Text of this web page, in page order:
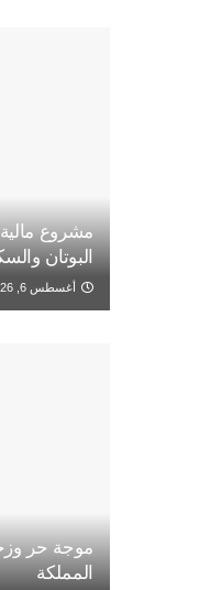
البوتان
أغسطس 6, 2026
موجة حر
المملكة